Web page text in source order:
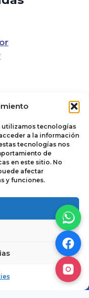
utilizamos tecnologías
a la información
tecnologías nos
de
en este sitio. No
afectar
y funciones.
de cookies
Términos y
de Uso
de Privacidad